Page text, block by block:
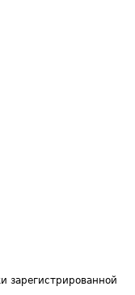
зарегистрированной